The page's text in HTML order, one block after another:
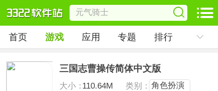
首页 游戏 应用 专题 排行
三国志曹操传简体中文版
大小：110.64M 类别： 角色扮演